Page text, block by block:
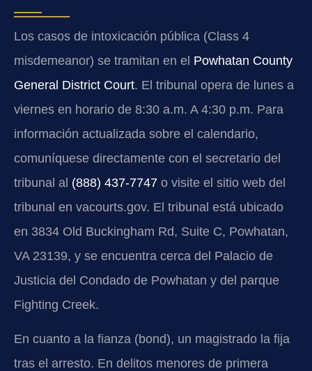
Los casos de intoxicación pública (Class 4
misdemeanor) se tramitan en el Powhatan County
General District Court. El tribunal opera de lunes a
viernes en horario de 8:30 a.m. A 4:30 p.m. Para
información actualizada sobre el calendario,
comuníquese directamente con el secretario del
tribunal al (888) 437-7747 o visite el sitio web del
tribunal en vacourts.gov. El tribunal está ubicado
en 3834 Old Buckingham Rd, Suite C, Powhatan,
VA 23139, y se encuentra cerca del Palacio de
Justicia del Condado de Powhatan y del parque
Fighting Creek.
En cuanto a la fianza (bond), un magistrado la fija
tras el arresto. En delitos menores de primera